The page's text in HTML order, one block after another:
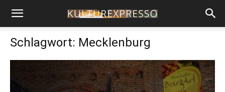
Schlagwort: Mecklenburg